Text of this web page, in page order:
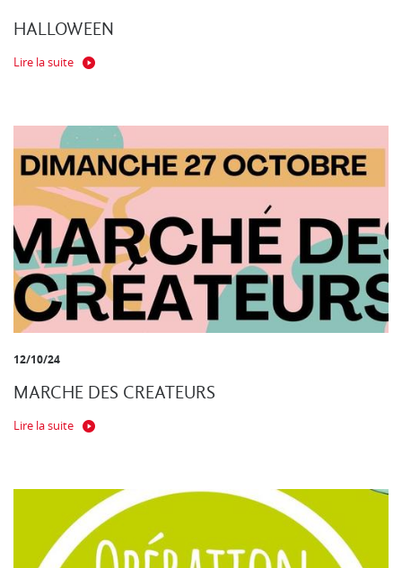
HALLOWEEN
Lire la suite
12/10/24
MARCHE DES CREATEURS
Lire la suite